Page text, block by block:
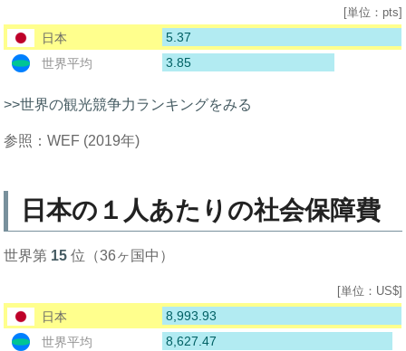
[単位：pts]
日本
5.37
世界平均
3.85
>>世界の観光競争力ランキングをみる
参照：WEF (2019年)
日本の１人あたりの社会保障費
世界第 15 位（36ヶ国中）
[単位：US$]
日本
8,993.93
世界平均
8,627.47